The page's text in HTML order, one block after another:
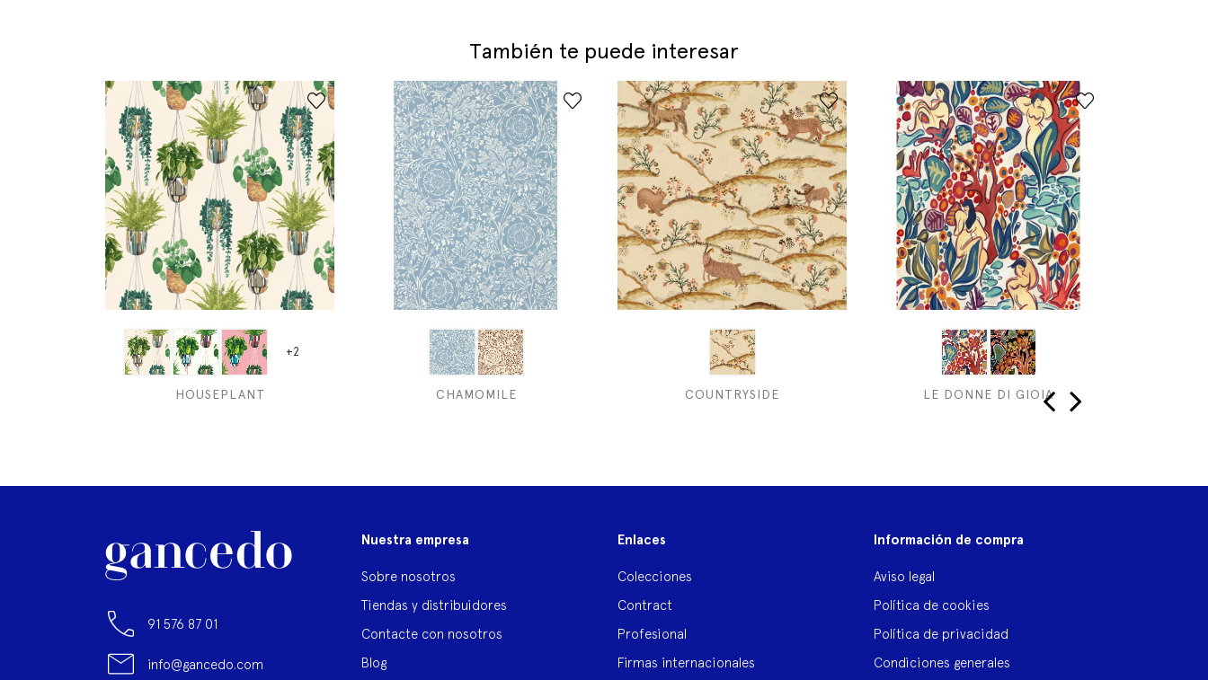
También te puede interesar
+2
HOUSEPLANT CHAMOMILE COUNTRYSIDE LE DONNE DI GIOIA
91 576 87 01
info@gancedo.com
Nuestra empresa
Sobre nosotros
Tiendas y distribuidores
Contacte con nosotros
Blog
Enlaces
Colecciones
Contract
Profesional
Firmas internacionales
Información de compra
Aviso legal
Política de cookies
Política de privacidad
Condiciones generales